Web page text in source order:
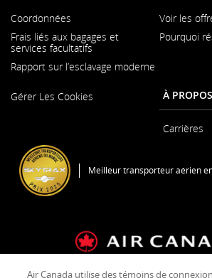
Coordonnées
dans
une
nouvelle
fenêtre
Frais liés aux bagages et
services facultatifs
Rapport sur l’esclavage moderne
dans
Gérer Les Cookies
Voir les
Pourquoi
À
Carrières
Meilleur transporteur aérien
Air Canada utilise des témoins de